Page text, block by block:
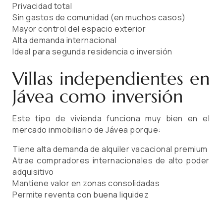
Privacidad total
Sin gastos de comunidad (en muchos casos)
Mayor control del espacio exterior
Alta demanda internacional
Ideal para segunda residencia o inversión
Villas independientes en
Jávea como inversión
Este tipo de vivienda funciona muy bien en el
mercado inmobiliario de Jávea porque:
Tiene alta demanda de alquiler vacacional premium
Atrae compradores internacionales de alto poder
adquisitivo
Mantiene valor en zonas consolidadas
Permite reventa con buena liquidez